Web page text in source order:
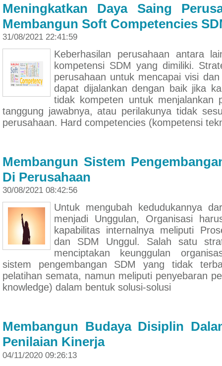
Meningkatkan Daya Saing
Membangun Soft Competencies
31/08/2021 22:41:59
Keberhasilan perusahaan antara
kompetensi SDM yang dimiliki.
perusahaan untuk mencapai visi
dapat dijalankan dengan baik jika
tidak kompeten untuk menjalankan
tanggung jawabnya, atau perilakunya tidak
perusahaan. Hard competencies (kompetensi
Membangun Sistem
Di Perusahaan
30/08/2021 08:42:56
Untuk mengubah kedudukannya
menjadi Unggulan, Organisasi
kapabilitas internalnya meliputi
dan SDM Unggul. Salah satu
menciptakan keunggulan
sistem pengembangan SDM yang tidak
pelatihan semata, namun meliputi penyebaran
knowledge) dalam bentuk solusi-solusi
Membangun Budaya Disiplin
Penilaian Kinerja
04/11/2020 09:26:13